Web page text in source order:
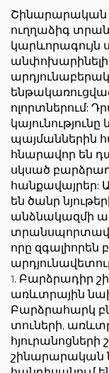
համար ցածր
Շինարարական
ուղղաձիգ
կարևորագույն
անփոխարինելի
ոլորտներում:
պայմաններին
հնարավոր են
սկսած
հանքավայրեր:
են ծանր
անձնակազմի
որը
1. Բարձրադիր
առևտրային
Բարձրահարկ
տուների,
շինարարական